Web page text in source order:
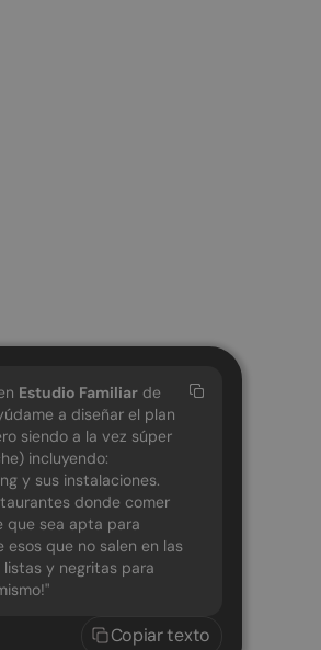
Estudio Familiar de
a diseñar el plan
siendo a la vez súper
incluyendo:
y sus instalaciones.
donde comer
que sea apta para
que no salen en las
y negritas para
Copiar texto